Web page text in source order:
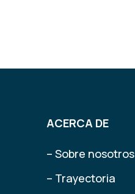
ACERCA DE
– Sobre nosotros
– Trayectoria